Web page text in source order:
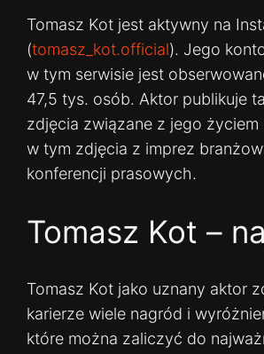
Tomasz Kot jest aktywny na
(tomasz_kot.official). Jego
w tym serwisie jest
47,5 tys. osób. Aktor publikuje
zdjęcia związane z jego
w tym zdjęcia z imprez
konferencji prasowych.
Tomasz Kot –
Tomasz Kot jako uznany aktor
karierze wiele nagród i
które można zaliczyć do